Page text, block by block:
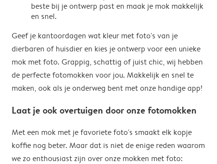
beste bij je ontwerp past en maak je mok makkelijk
en snel.
Geef je kantoordagen wat kleur met foto's van je
dierbaren of huisdier en kies je ontwerp voor een unieke
mok met foto. Grappig, schattig of juist chic, wij hebben
de perfecte fotomokken voor jou. Makkelijk en snel te
maken, ook als je onderweg bent met onze handige app!
Laat je ook overtuigen door onze fotomokken
Met een mok met je favoriete foto's smaakt elk kopje
koffie nog beter. Maar dat is niet de enige reden waarom
we zo enthousiast zijn over onze mokken met foto: